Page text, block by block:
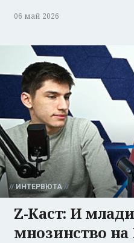
06 май 2026
ИНТЕРВЮТА
Z-Каст: И
мнозинство на